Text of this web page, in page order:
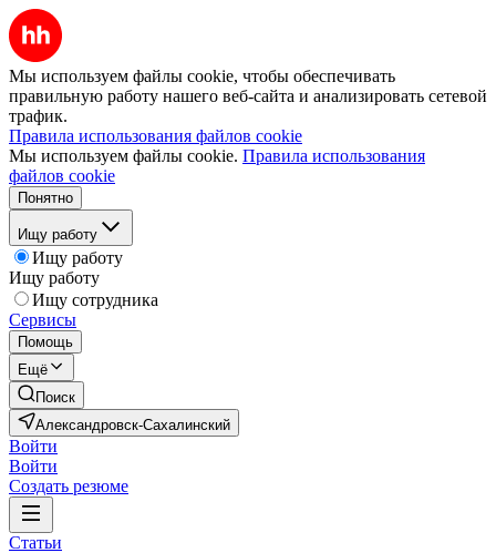
Мы используем файлы cookie, чтобы обеспечивать
правильную работу нашего веб-сайта и анализировать сетевой
трафик.
Правила использования файлов cookie
Мы используем файлы cookie. Правила использования
файлов cookie
Понятно
Ищу работу
Ищу работу
Ищу работу
Ищу сотрудника
Сервисы
Помощь
Ещё
Поиск
Александровск-Сахалинский
Войти
Войти
Создать резюме
Статьи